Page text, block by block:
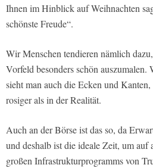
Ihnen im Hinblick auf Weihnachten
schönste Freude“.
Wir Menschen tendieren nämlich
Vorfeld besonders schön auszumalen.
sieht man auch die Ecken und
rosiger als in der Realität.
Auch an der Börse ist das so, da
und deshalb ist die ideale Zeit, um
großen Infrastrukturprogramms von